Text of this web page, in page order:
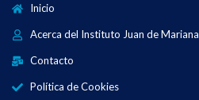
Inicio
Acerca del Instituto Juan de Mariana
Contacto
Política de Cookies